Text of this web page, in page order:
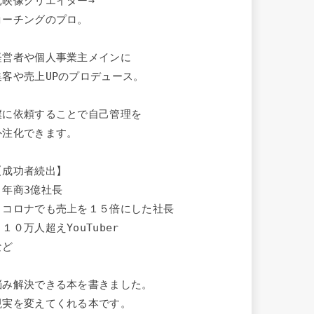
チングのプロ。
営者や個人事業主メインに
や売上UPのプロデュース。
に依頼することで自己管理を
化できます。
功者続出】
年商3億社長
コロナでも売上を１５倍にした社長
１０万人超えYouTuber
ど
み解決できる本を書きました。
実を変えてくれる本です。